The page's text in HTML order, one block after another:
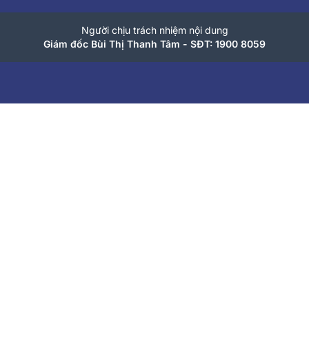
Người chịu trách nhiệm nội dung
Giám đốc Bùi Thị Thanh Tâm - SĐT: 1900 8059